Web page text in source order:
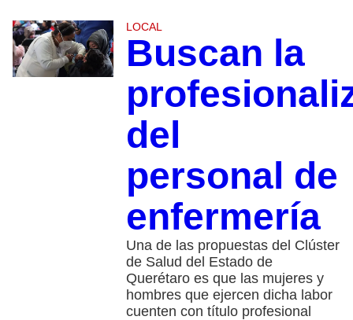
LOCAL
Buscan la
del
personal de
enfermería
Una de las propuestas del Clúster
de Salud del Estado de
Querétaro es que las mujeres y
hombres que ejercen dicha labor
cuenten con título profesional